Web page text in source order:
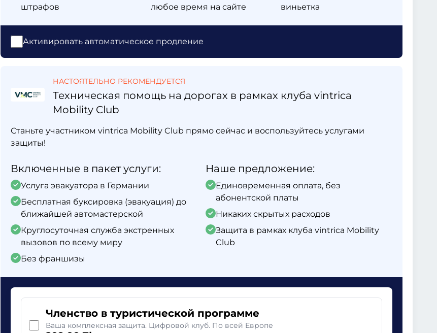
штрафов
любое время на сайте
виньетка
Активировать автоматическое продление
НАСТОЯТЕЛЬНО РЕКОМЕНДУЕТСЯ
Техническая помощь на дорогах в рамках клуба vintrica
Mobility Club
Станьте участником vintrica Mobility Club прямо сейчас и воспользуйтесь услугами
защиты!
Включенные в пакет услуги:
Услуга эвакуатора в Германии
Бесплатная буксировка (эвакуация) до
ближайшей автомастерской
Круглосуточная служба экстренных
вызовов по всему миру
Без франшизы
Наше предложение:
Единовременная оплата, без
абонентской платы
Никаких скрытых расходов
Защита в рамках клуба vintrica Mobility
Club
Членство в туристической программе
Ваша комплексная защита. Цифровой клуб. По всей Европе